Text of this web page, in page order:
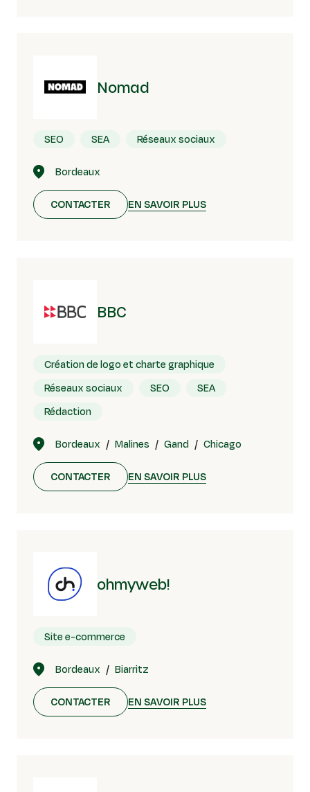
Nomad
SEO SEA Réseaux sociaux
Bordeaux
CONTACTER EN SAVOIR PLUS
BBC
Création de logo et charte graphique
Réseaux sociaux
SEO
SEA
Rédaction
Bordeaux Malines Gand Chicago
CONTACTER EN SAVOIR PLUS
ohmyweb!
Site e-commerce
Bordeaux Biarritz
CONTACTER EN SAVOIR PLUS